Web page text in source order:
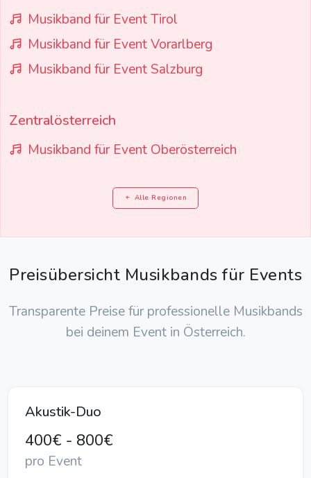
Musikband für Event Tirol
Musikband für Event Vorarlberg
Musikband für Event Salzburg
Zentralösterreich
Musikband für Event Oberösterreich
Alle Regionen
Preisübersicht Musikbands für Events
Transparente Preise für professionelle Musikbands
bei deinem Event in Österreich.
Akustik-Duo
400€ - 800€
pro Event